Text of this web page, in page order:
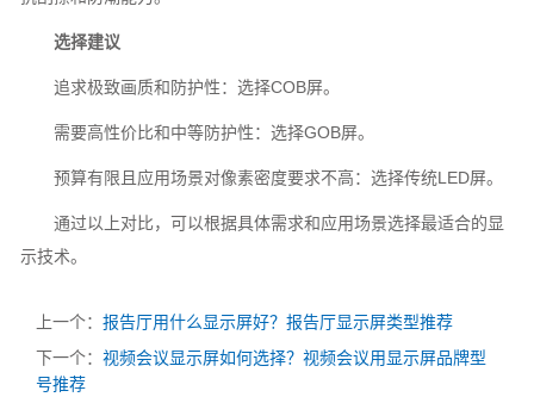
选择建议
追求极致画质和防护性：选择COB屏。
需要高性价比和中等防护性：选择GOB屏。
预算有限且应用场景对像素密度要求不高：选择传统LED屏。
通过以上对比，可以根据具体需求和应用场景选择最适合的显
示技术。
上一个： 报告厅用什么显示屏好？报告厅显示屏类型推荐
下一个： 视频会议显示屏如何选择？视频会议用显示屏品牌型
号推荐